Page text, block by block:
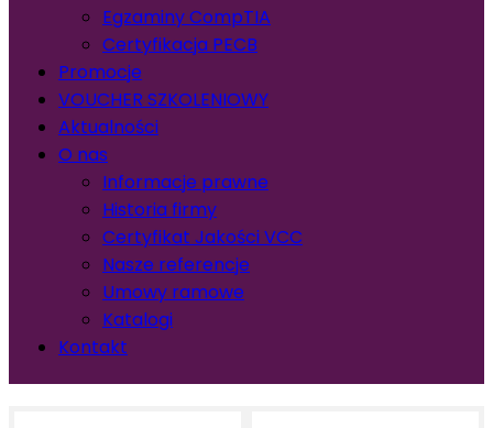
Egzaminy CompTIA
Certyfikacja PECB
Promocje
VOUCHER SZKOLENIOWY
Aktualności
O nas
Informacje prawne
Historia firmy
Certyfikat Jakości VCC
Nasze referencje
Umowy ramowe
Katalogi
Kontakt